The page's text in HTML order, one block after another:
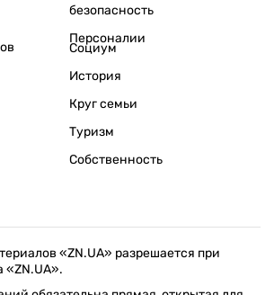
безопасность
Персоналии
Социум
История
Круг семьи
Туризм
Собственность
«ZN.UA» разрешается при
«ZN.UA».